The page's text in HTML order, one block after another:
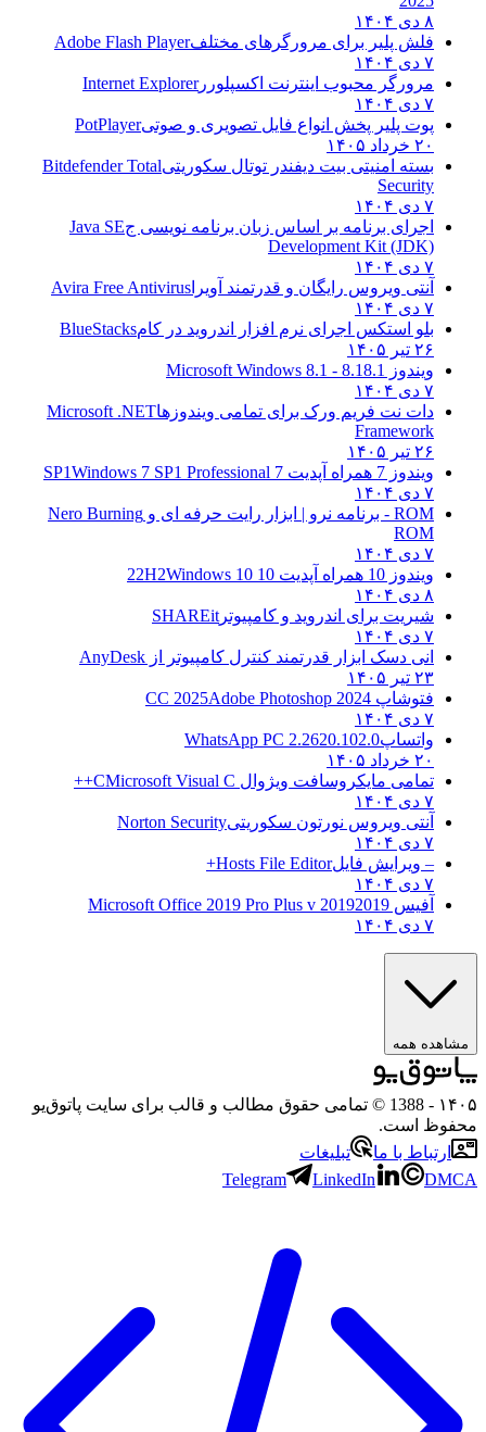
۸ دی ۱۴۰۴
فلش پلیر برای مرورگرهای مختلفAdobe Flash Player
۷ دی ۱۴۰۴
مرورگر محبوب اینترنت اکسپلوررInternet Explorer
۷ دی ۱۴۰۴
پوت پلیر پخش انواع فایل تصویری و صوتیPotPlayer
۲۰ خرداد ۱۴۰۵
بسته امنیتی بیت دیفندر توتال سکوریتیBitdefender Total
Security
۷ دی ۱۴۰۴
اجرای برنامه بر اساس زبان برنامه نویسی جJava SE
Development Kit (JDK)
۷ دی ۱۴۰۴
آنتی ویروس رایگان و قدرتمند آویرا Avira Free Antivirus
۷ دی ۱۴۰۴
بلو استکس اجرای نرم افزار اندروید در کامBlueStacks
۲۶ تیر ۱۴۰۵
ویندوز 8.1
8.1 - Microsoft Windows 8.1
۷ دی ۱۴۰۴
دات نت فریم ورک برای تمامی ویندوزهاMicrosoft .NET
Framework
۲۶ تیر ۱۴۰۵
ویندوز 7 همراه آپدیت 7 SP1
Windows 7 SP1 Professional
۷ دی ۱۴۰۴
ROM - برنامه نرو | ابزار رایت حرفه ای و
Nero Burning
ROM
۷ دی ۱۴۰۴
ویندوز 10 همراه آپدیت 10 22H2
Windows 10
۸ دی ۱۴۰۴
شیریت برای اندروید و کامپیوتر SHAREit
۷ دی ۱۴۰۴
انی دسک ابزار قدرتمند کنترل کامپیوتر از AnyDesk
۲۳ تیر ۱۴۰۵
فتوشاپ CC 2025 Adobe Photoshop 2024
۷ دی ۱۴۰۴
واتساپWhatsApp PC 2.2620.102.0
۲۰ خرداد ۱۴۰۵
تمامی مایکروسافت ویژوال C Microsoft Visual C++
۷ دی ۱۴۰۴
آنتی ویروس نورتون سکوریتیNorton Security
۷ دی ۱۴۰۴
– ویرایش فایلHosts File Editor+
۷ دی ۱۴۰۴
آفیس 2019 2019 Microsoft Office 2019 Pro Plus v
۷ دی ۱۴۰۴
مشاهده همه
۱۴۰۵
- 1388 © تمامی حقوق مطالب و قالب برای سایت پاتوق‌یو
محفوظ است.
ارتباط با ما
تبلیغات
Telegram
LinkedIn DMCA